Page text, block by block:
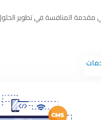
مقدمة المنافسة في تطوير